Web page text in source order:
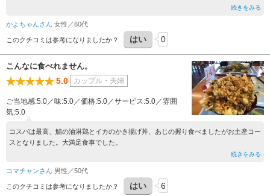
続きをみる
かよちゃんさん 女性／60代
このクチコミは参考になりましたか？ はい 0
こんなに食べれません。
5.0 カップル・夫婦
ご当地感:5.0／味:5.0／価格:5.0／サービス:5.0／雰囲
気:5.0
コスパは最高、鯖の油淋鶏とイカのかき揚げ丼、あじの握り食べましたがお土産コー
スとなりました。大満足食事でした。
続きをみる
コマチャンさん 男性／50代
このクチコミは参考になりましたか？ はい 6